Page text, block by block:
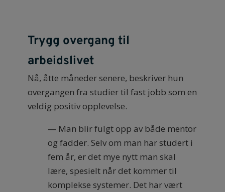
Trygg overgang til
arbeidslivet
Nå, åtte måneder senere, beskriver hun
overgangen fra studier til fast jobb som en
veldig positiv opplevelse.
— Man blir fulgt opp av både mentor
og fadder. Selv om man har studert i
fem år, er det mye nytt man skal
lære, spesielt når det kommer til
komplekse systemer. Det har vært